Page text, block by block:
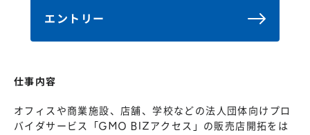
障がい者採用
キャリア/アルバイト採用
エントリー
仕事内容
オフィスや商業施設、店舗、学校などの法人団体向けプロ
バイダサービス「GMO BIZアクセス」の販売店開拓をは